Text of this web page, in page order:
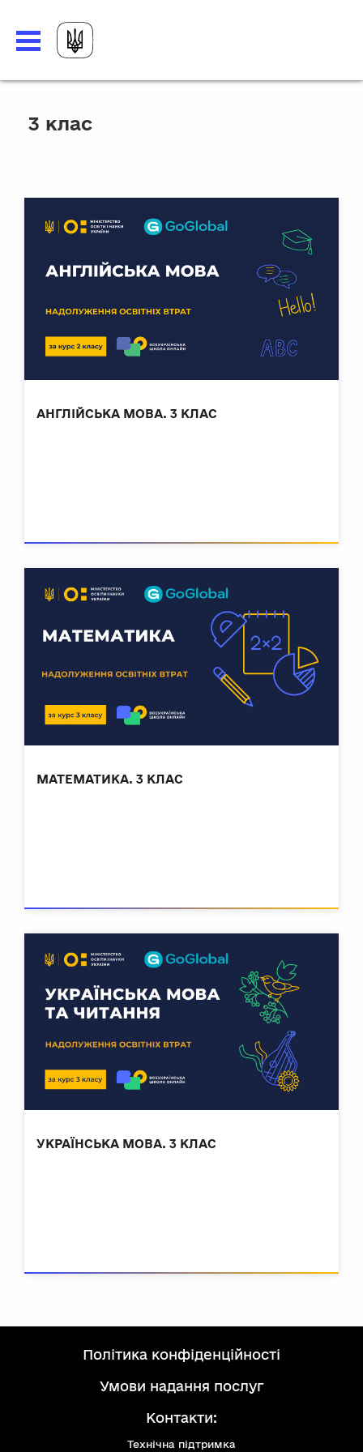
3 клас
АНГЛІЙСЬКА МОВА. 3 КЛАС
МАТЕМАТИКА. 3 КЛАС
УКРАЇНСЬКА МОВА. 3 КЛАС
політика конфіденційності
умови надання послуг
Контакти:
Технічна підтримка